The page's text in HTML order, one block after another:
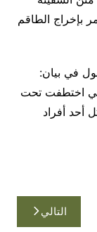
بإخراج الطاقم
في بيان:
اختطفت تحت
أحد أفراد
التالي